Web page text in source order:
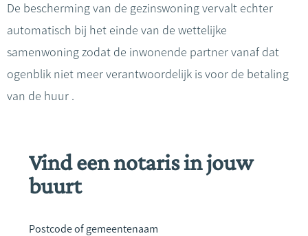
De bescherming van de gezinswoning vervalt echter
automatisch bij het einde van de wettelijke
samenwoning zodat de inwonende partner vanaf dat
ogenblik niet meer verantwoordelijk is voor de betaling
van de huur .
Vind een notaris in jouw
buurt
Postcode of gemeentenaam